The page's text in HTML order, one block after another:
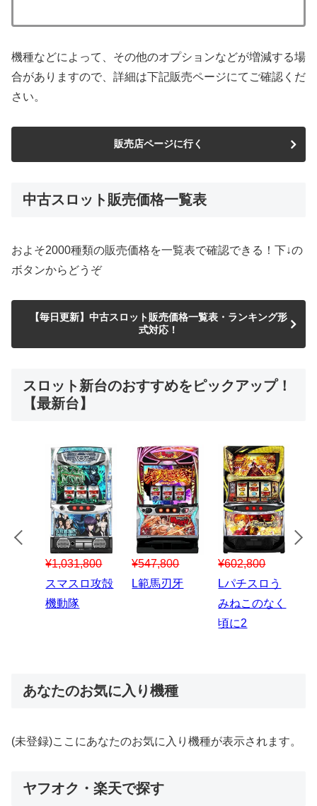
機種などによって、その他のオプションなどが増減する場
合がありますので、詳細は下記販売ページにてご確認くだ
さい。
販売店ページに行く
中古スロット販売価格一覧表
およそ2000種類の販売価格を一覧表で確認できる！下↓の
ボタンからどうぞ
【毎日更新】中古スロット販売価格一覧表・ランキング形
式対応！
スロット新台のおすすめをピックアップ！
【最新台】
¥547,800
スマスロハナ
ビ
¥150,000
スマスロ秘宝
¥1,867,800
Lパチスロ 炎
炎ノ消防隊2
あなたのお気に入り機種
(未登録)ここにあなたのお気に入り機種が表示されます。
ヤフオク・楽天で探す